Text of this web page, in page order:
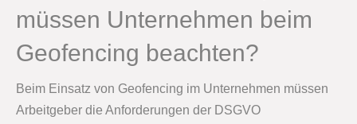
müssen Unternehmen beim
Geofencing beachten?
Beim Einsatz von Geofencing im Unternehmen müssen
Arbeitgeber die Anforderungen der DSGVO